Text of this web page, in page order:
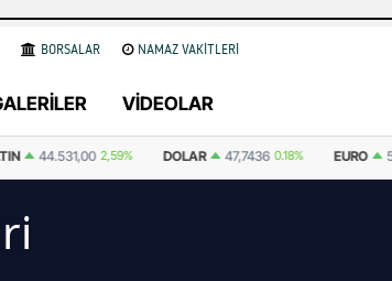
BORSALAR NAMAZ VAKİTLERİ
VİDEOLAR
44.531,00 2,59% DOLAR 47,7436 0.18% EURO